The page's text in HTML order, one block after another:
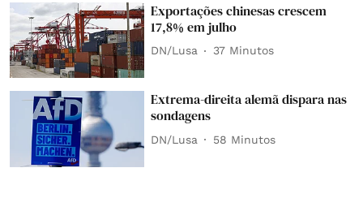
Exportações chinesas crescem
17,8% em julho
DN/Lusa 37 Minutos
Extrema-direita alemã dispara nas
sondagens
DN/Lusa 58 Minutos